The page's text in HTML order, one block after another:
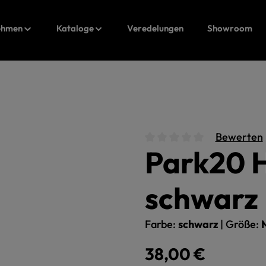
Kataloge Veredelungen Showroom
Durchschnittliche
Bewerten
Park20
schwarz
Farbe: schwarz | Größe:
Regulärer Preis:
38,00 €